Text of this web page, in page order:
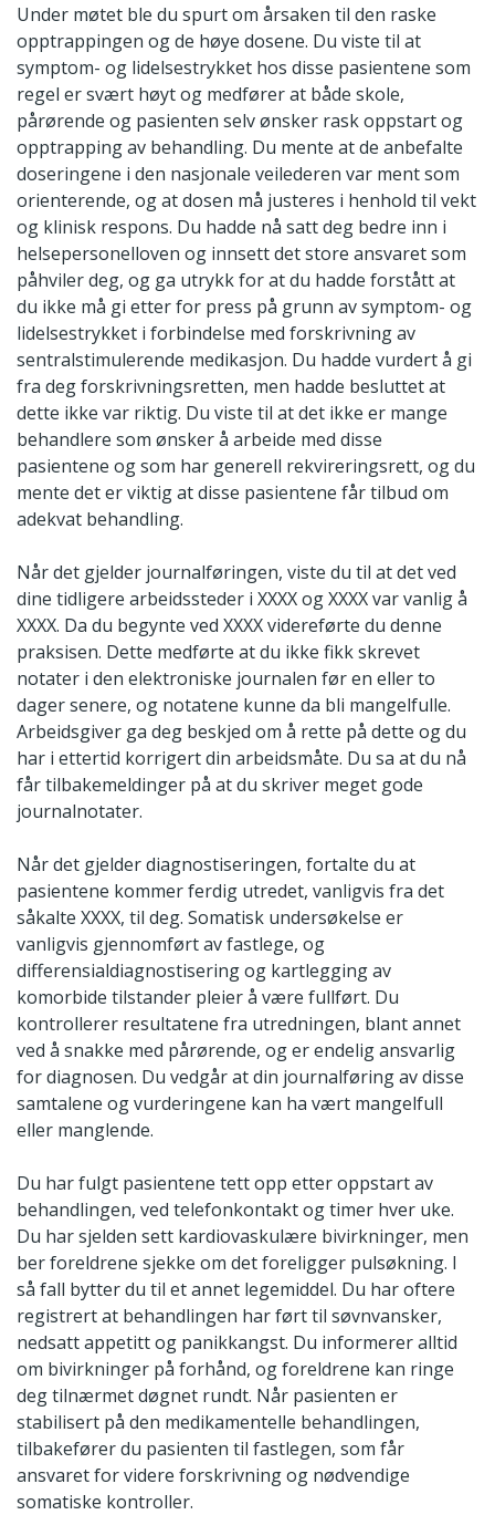
Under møtet ble du spurt om årsaken til den raske
opptrappingen og de høye dosene. Du viste til at
symptom- og lidelsestrykket hos disse pasientene som
regel er svært høyt og medfører at både skole,
pårørende og pasienten selv ønsker rask oppstart og
opptrapping av behandling. Du mente at de anbefalte
doseringene i den nasjonale veilederen var ment som
orienterende, og at dosen må justeres i henhold til vekt
og klinisk respons. Du hadde nå satt deg bedre inn i
helsepersonelloven og innsett det store ansvaret som
påhviler deg, og ga utrykk for at du hadde forstått at
du ikke må gi etter for press på grunn av symptom- og
lidelsestrykket i forbindelse med forskrivning av
sentralstimulerende medikasjon. Du hadde vurdert å gi
fra deg forskrivningsretten, men hadde besluttet at
dette ikke var riktig. Du viste til at det ikke er mange
behandlere som ønsker å arbeide med disse
pasientene og som har generell rekvireringsrett, og du
mente det er viktig at disse pasientene får tilbud om
adekvat behandling.
Når det gjelder journalføringen, viste du til at det ved
dine tidligere arbeidssteder i XXXX og XXXX var vanlig å
XXXX. Da du begynte ved XXXX videreførte du denne
praksisen. Dette medførte at du ikke fikk skrevet
notater i den elektroniske journalen før en eller to
dager senere, og notatene kunne da bli mangelfulle.
Arbeidsgiver ga deg beskjed om å rette på dette og du
har i ettertid korrigert din arbeidsmåte. Du sa at du nå
får tilbakemeldinger på at du skriver meget gode
journalnotater.
Når det gjelder diagnostiseringen, fortalte du at
pasientene kommer ferdig utredet, vanligvis fra det
såkalte XXXX, til deg. Somatisk undersøkelse er
vanligvis gjennomført av fastlege, og
differensialdiagnostisering og kartlegging av
komorbide tilstander pleier å være fullført. Du
kontrollerer resultatene fra utredningen, blant annet
ved å snakke med pårørende, og er endelig ansvarlig
for diagnosen. Du vedgår at din journalføring av disse
samtalene og vurderingene kan ha vært mangelfull
eller manglende.
Du har fulgt pasientene tett opp etter oppstart av
behandlingen, ved telefonkontakt og timer hver uke.
Du har sjelden sett kardiovaskulære bivirkninger, men
ber foreldrene sjekke om det foreligger pulsøkning. I
så fall bytter du til et annet legemiddel. Du har oftere
registrert at behandlingen har ført til søvnvansker,
nedsatt appetitt og panikkangst. Du informerer alltid
om bivirkninger på forhånd, og foreldrene kan ringe
deg tilnærmet døgnet rundt. Når pasienten er
stabilisert på den medikamentelle behandlingen,
tilbakefører du pasienten til fastlegen, som får
ansvaret for videre forskrivning og nødvendige
somatiske kontroller.